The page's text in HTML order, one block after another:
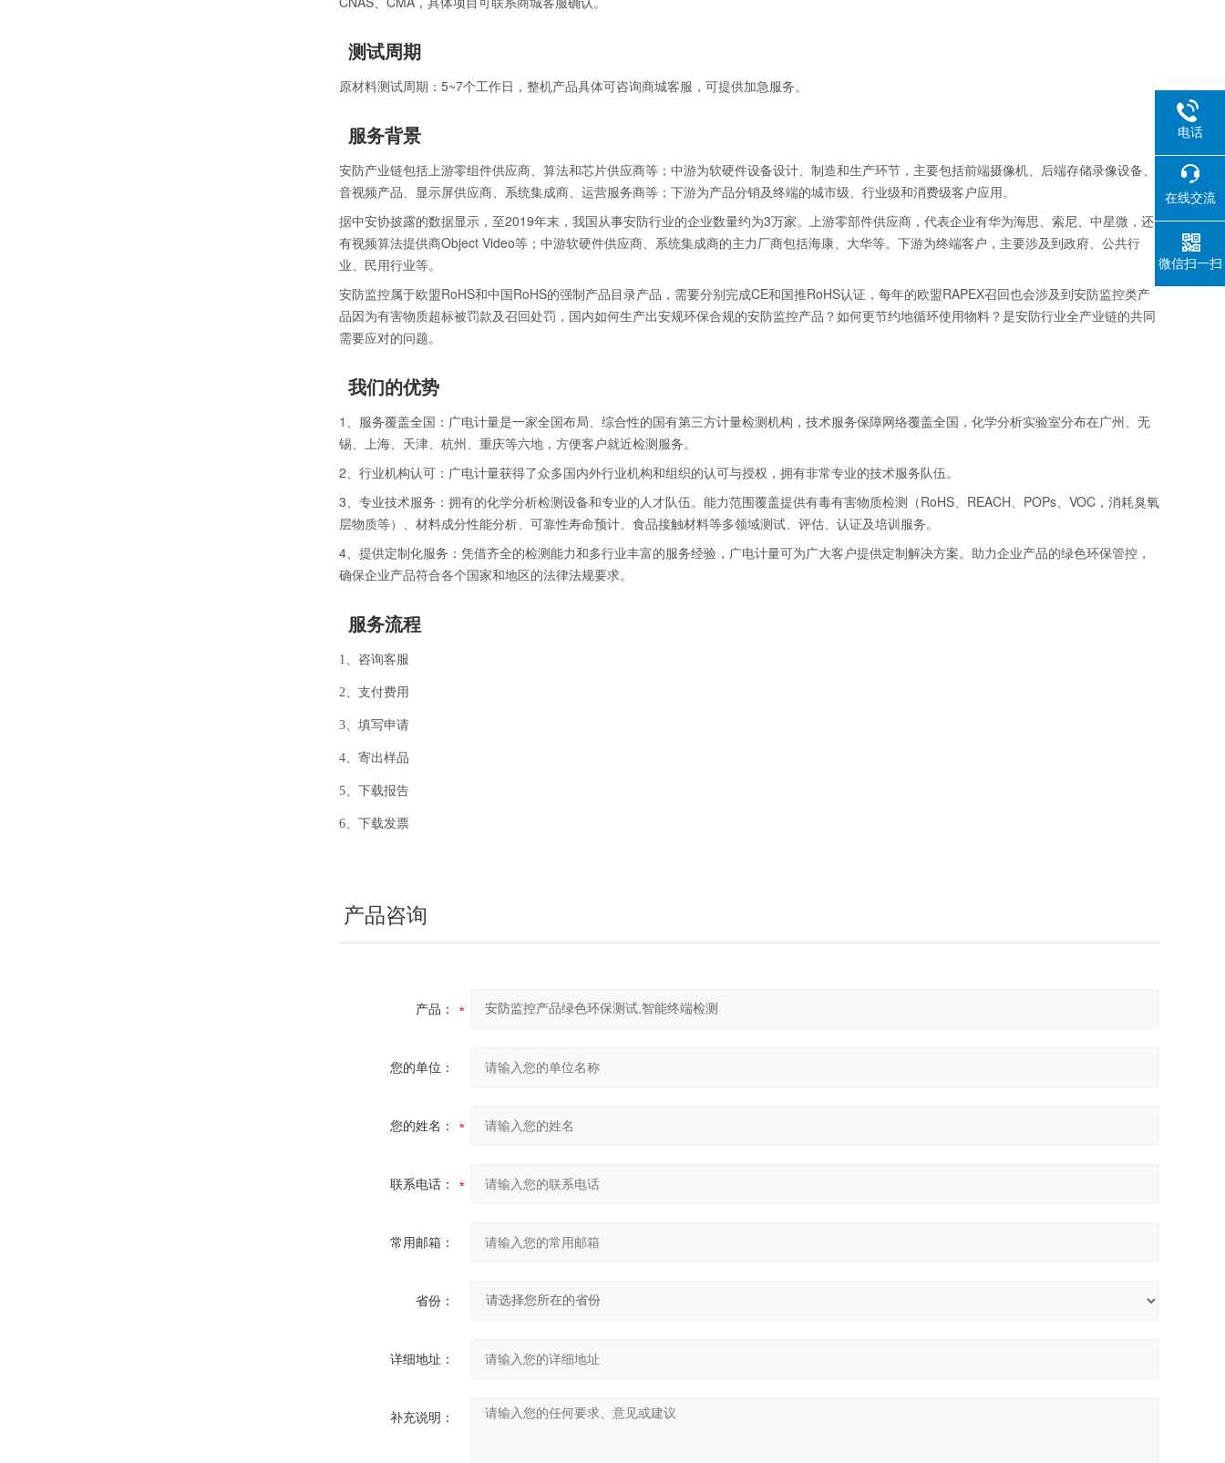
测试周期
原材料测试周期：5~7个工作日，整机产品具体可咨询商城客服，可提供加急服务。
服务背景
安防产业链包括上游零组件供应商、算法和芯片供应商等；中游为软硬件设备设计、制造和生产环节，主要包括前端摄像机、后端存储录像设备、
音视频产品、显示屏供应商、系统集成商、运营服务商等；下游为产品分销及终端的城市级、行业级和消费级客户应用。
据中安协披露的数据显示，至2019年末，我国从事安防行业的企业数量约为3万家。上游零部件供应商，代表企业有华为海思、索尼、中星微，还
有视频算法提供商Object Video等；中游软硬件供应商、系统集成商的主力厂商包括海康、大华等。下游为终端客户，主要涉及到政府、公共行
业、民用行业等。
安防监控属于欧盟RoHS和中国RoHS的强制产品目录产品，需要分别完成CE和国推RoHS认证，每年的欧盟RAPEX召回也会涉及到安防监控类产
品因为有害物质超标被罚款及召回处罚，国内如何生产出安规环保合规的安防监控产品？如何更节约地循环使用物料？是安防行业全产业链的共同
需要应对的问题。
我们的优势
1、服务覆盖全国：广电计量是一家全国布局、综合性的国有第三方计量检测机构，技术服务保障网络覆盖全国，化学分析实验室分布在广州、无
锡、上海、天津、杭州、重庆等六地，方便客户就近检测服务。
2、行业机构认可：广电计量获得了众多国内外行业机构和组织的认可与授权，拥有非常专业的技术服务队伍。
3、专业技术服务：拥有的化学分析检测设备和专业的人才队伍。能力范围覆盖提供有毒有害物质检测（RoHS、REACH、POPs、VOC，消耗臭氧
层物质等）、材料成分性能分析、可靠性寿命预计、食品接触材料等多领域测试、评估、认证及培训服务。
4、提供定制化服务：凭借齐全的检测能力和多行业丰富的服务经验，广电计量可为广大客户提供定制解决方案。助力企业产品的绿色环保管控，
确保企业产品符合各个国家和地区的法律法规要求。
服务流程
1、咨询客服
2、支付费用
3、填写申请
4、寄出样品
5、下载报告
6、下载发票
产品咨询
产品：
您的单位：
您的姓名：
联系电话：
常用邮箱：
省份：
详细地址：
补充说明：
电话
在线交流
微信扫一扫